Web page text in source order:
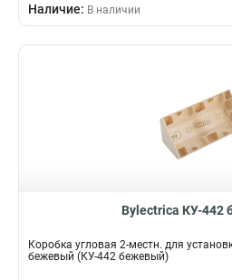
Наличие: В наличии
Bylectrica КУ-442
Коробка угловая 2-местн. для
бежевый (КУ-442 бежевый)